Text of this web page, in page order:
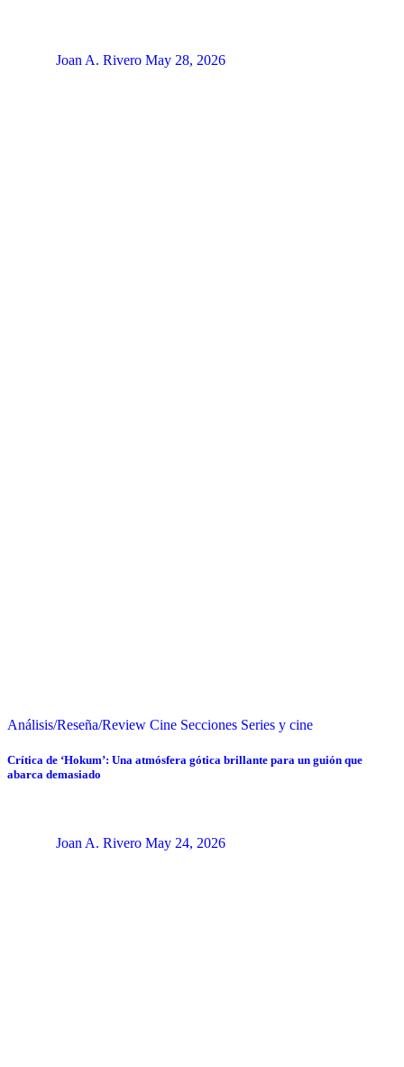
Joan A. Rivero May 28, 2026
Análisis/Reseña/Review Cine Secciones Series y cine
Crítica de ‘Hokum’: Una atmósfera gótica brillante para un guión que
abarca demasiado
Joan A. Rivero May 24, 2026